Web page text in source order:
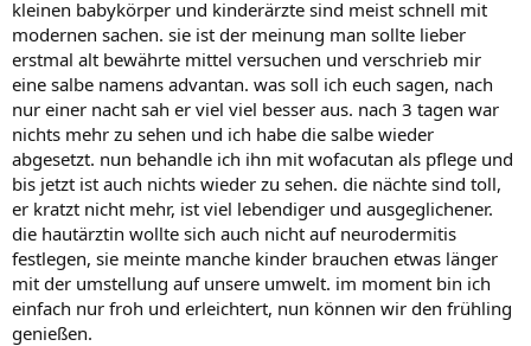
kleinen babykörper und kinderärzte sind meist schnell mit
modernen sachen. sie ist der meinung man sollte lieber
erstmal alt bewährte mittel versuchen und verschrieb mir
eine salbe namens advantan. was soll ich euch sagen, nach
nur einer nacht sah er viel viel besser aus. nach 3 tagen war
nichts mehr zu sehen und ich habe die salbe wieder
abgesetzt. nun behandle ich ihn mit wofacutan als pflege und
bis jetzt ist auch nichts wieder zu sehen. die nächte sind toll,
er kratzt nicht mehr, ist viel lebendiger und ausgeglichener.
die hautärztin wollte sich auch nicht auf neurodermitis
festlegen, sie meinte manche kinder brauchen etwas länger
mit der umstellung auf unsere umwelt. im moment bin ich
einfach nur froh und erleichtert, nun können wir den frühling
genießen.